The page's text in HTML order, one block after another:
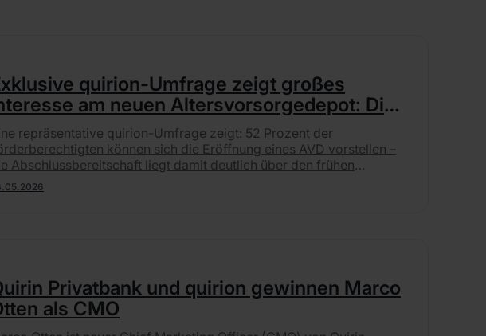
quirion-Umfrage zeigt großes
am neuen Altersvorsorgedepot: Die
der Befragten möchte eines eröffnen
repräsentative quirion-Umfrage zeigt: 52 Prozent der
können sich die Eröffnung eines AVD vorstellen –
Abschlussbereitschaft liegt damit deutlich über den frühen
Werten. Transparenz und niedrige Kosten sind den Befragten
wichtiger als Rendite.
Privatbank und quirion gewinnen Marco
als CMO